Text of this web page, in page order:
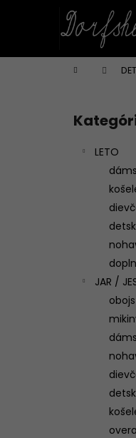
Domov
Preskočiť
kategórie
LETO
JAR /
í
Späť
do
Späť
do
DÁMSKA
(VIAC